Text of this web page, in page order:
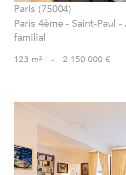
Paris (75004)
Paris 4ème - Saint-Paul
familial
123 m² - 2 150 000 €